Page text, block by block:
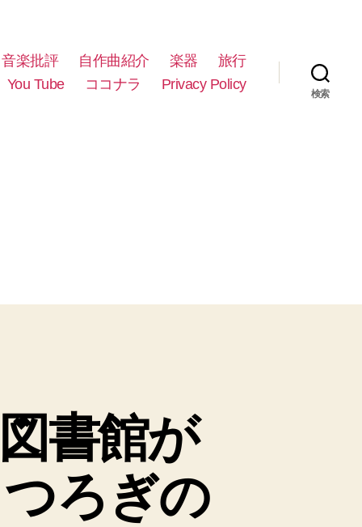
音楽批評 自作曲紹介 楽器
旅行
You Tube
ココナラ Privacy Policy
検索
書館が
ろぎの